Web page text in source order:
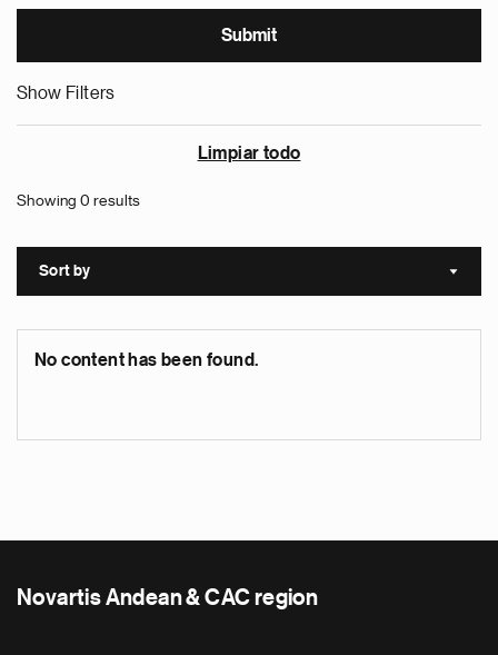
Show Filters
Limpiar todo
Showing 0 results
Sort by Sort
No content has been found.
Novartis Andean & CAC region